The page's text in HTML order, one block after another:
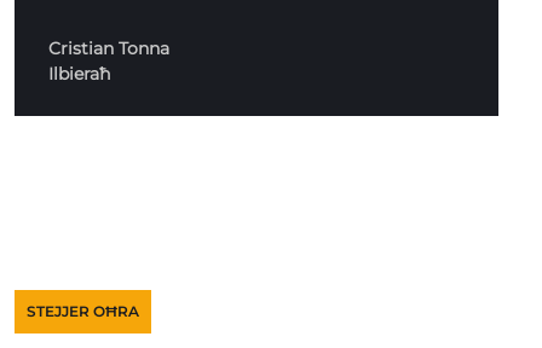
Cristian Tonna
Ilbieraħ
STEJJER OĦRA